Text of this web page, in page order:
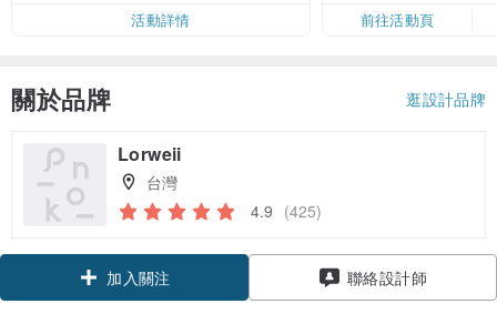
活動詳情
前往活動頁
關於品牌 逛設計品牌
Lorweii
台灣
4.9 (425)
加入關注 聯絡設計師